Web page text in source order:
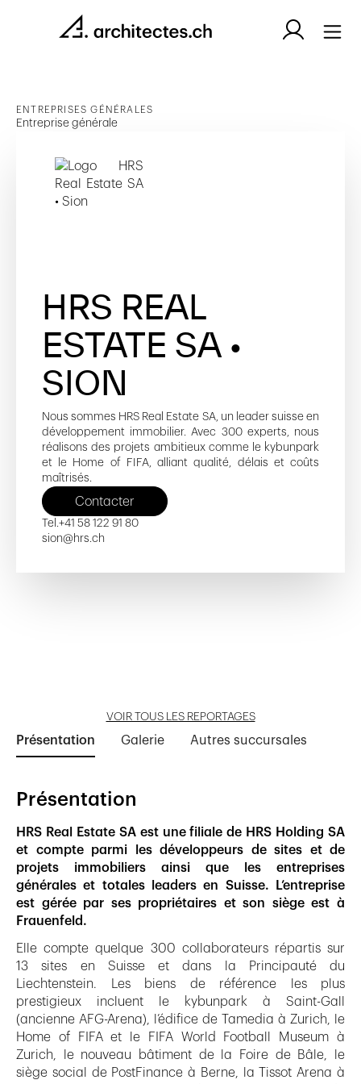
ENTREPRISES GÉNÉRALES
Entreprise générale
HRS REAL
ESTATE SA •
SION
Nous sommes HRS Real Estate SA, un leader suisse en
développement immobilier. Avec 300 experts, nous
réalisons des projets ambitieux comme le kybunpark
et le Home of FIFA, alliant qualité, délais et coûts
maîtrisés.
Contacter
Tel.+41 58 122 91 80
sion@hrs.ch
VOIR TOUS LES REPORTAGES
Présentation Galerie Autres succursales
Présentation
HRS Real Estate SA est une filiale de HRS Holding SA
et compte parmi les développeurs de sites et de
projets immobiliers ainsi que les entreprises
générales et totales leaders en Suisse. L’entreprise
est gérée par ses propriétaires et son siège est à
Frauenfeld.
Elle compte quelque 300 collaborateurs répartis sur
13 sites en Suisse et dans la Principauté du
Liechtenstein. Les biens de référence les plus
prestigieux incluent le kybunpark à Saint-Gall
(ancienne AFG-Arena), l’édifice de Tamedia à Zurich, le
Home of FIFA et le FIFA World Football Museum à
Zurich, le nouveau bâtiment de la Foire de Bâle, le
siège social de PostFinance à Berne, la Tissot Arena à